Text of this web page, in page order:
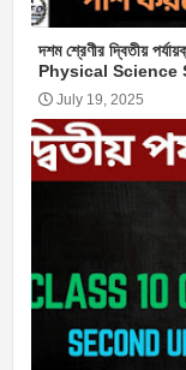
দশম শ্রেণীর দ্বিতীয়
Physical Science
July 19, 2025